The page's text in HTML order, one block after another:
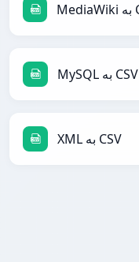
MySQL به CSV
XML به CSV